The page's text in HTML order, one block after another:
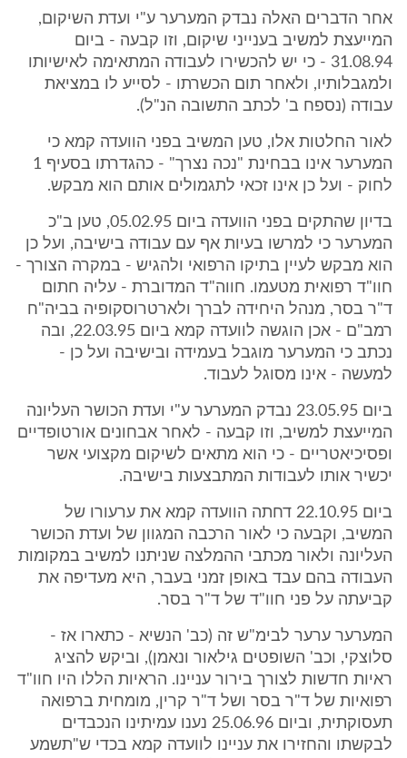
אחר הדברים האלה נבדק המערער ע"י ועדת השיקום,
המייעצת למשיב בענייני שיקום, וזו קבעה - ביום
31.08.94 - כי יש להכשירו לעבודה המתאימה לאישיותו
ולמגבלותיו, ולאחר תום הכשרתו - לסייע לו במציאת
עבודה (נספח ב' לכתב התשובה הנ"ל).
לאור החלטות אלו, טען המשיב בפני הוועדה קמא כי
המערער אינו בבחינת "נכה נצרך" - כהגדרתו בסעיף 1
לחוק - ועל כן אינו זכאי לתגמולים אותם הוא מבקש.
בדיון שהתקים בפני הוועדה ביום 05.02.95, טען ב"כ
המערער כי למרשו בעיות אף עם עבודה בישיבה, ועל כן
הוא מבקש לעיין בתיקו הרפואי ולהגיש - במקרה הצורך -
חוו"ד רפואית מטעמו. חווה"ד המדוברת - עליה חתום
ד"ר בסר, מנהל היחידה לברך ולארטרוסקופיה בביה"ח
רמב"ם - אכן הוגשה לוועדה קמא ביום 22.03.95, ובה
נכתב כי המערער מוגבל בעמידה ובישיבה ועל כן -
למעשה - אינו מסוגל לעבוד.
ביום 23.05.95 נבדק המערער ע"י ועדת הכושר העליונה
המייעצת למשיב, וזו קבעה - לאחר אבחונים אורטופדיים
ופסיכיאטריים - כי הוא מתאים לשיקום מקצועי אשר
יכשיר אותו לעבודות המתבצעות בישיבה.
ביום 22.10.95 דחתה הוועדה קמא את ערעורו של
המשיב, וקבעה כי לאור הרכבה המגוון של ועדת הכושר
העליונה ולאור מכתבי ההמלצה שניתנו למשיב במקומות
העבודה בהם עבד באופן זמני בעבר, היא מעדיפה את
קביעתה על פני חוו"ד של ד"ר בסר.
המערער ערער לבימ"ש זה (כב' הנשיא - כתארו אז -
סלוצקי, וכב' השופטים גילאור ונאמן), וביקש להציג
ראיות חדשות לצורך בירור עניינו. הראיות הללו היו חוו"ד
רפואיות של ד"ר בסר ושל ד"ר קרין, מומחית ברפואה
תעסוקתית, וביום 25.06.96 נענו עמיתינו הנכבדים
לבקשתו והחזירו את עניינו לוועדה קמא בכדי ש"תשמע